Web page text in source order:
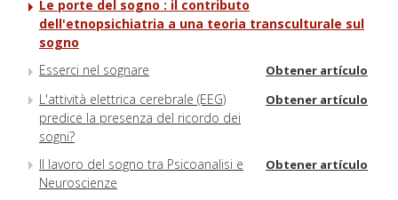
Le porte del sogno : il contributo
dell'etnopsichiatria a una teoria transculturale sul
sogno
Esserci nel sognare
Obtener artículo
L'attività elettrica cerebrale (EEG)
predice la presenza del ricordo dei
sogni?
Obtener artículo
Il lavoro del sogno tra Psicoanalisi e
Neuroscienze
Obtener artículo